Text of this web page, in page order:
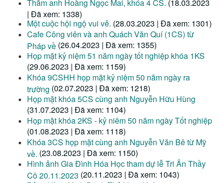
Thăm anh Hoàng Ngọc Mai, khóa 4 CS. (18.03.2023
| Đã xem: 1338)
Một cuộc hội ngộ vui vẻ. (28.03.2023 | Đã xem: 1301)
Cafe Công viên và anh Quách Văn Quí (1CS) từ
Pháp về (26.04.2023 | Đã xem: 1355)
Họp mặt kỷ niệm 51 năm ngày tốt nghiệp khóa 1KS
(29.06.2023 | Đã xem: 1159)
Khóa 9CSHH họp mặt kỷ niệm 50 năm ngày ra
trường (02.07.2023 | Đã xem: 1218)
Họp mặt khóa 5CS cùng anh Nguyễn Hữu Hùng
(31.07.2023 | Đã xem: 1104)
Họp mặt khóa 2KS - kỷ niêm 50 năm ngày Tốt nghiệp
(01.08.2023 | Đã xem: 1118)
Khóa 3CS họp mặt cùng anh Nguyễn Văn Bê từ Mỹ
về. (23.08.2023 | Đã xem: 1150)
Hình ảnh Gia Đình Hóa Học tham dự lễ Tri Ân Thầy
Cô 20.11.2023 (20.11.2023 | Đã xem: 1043)